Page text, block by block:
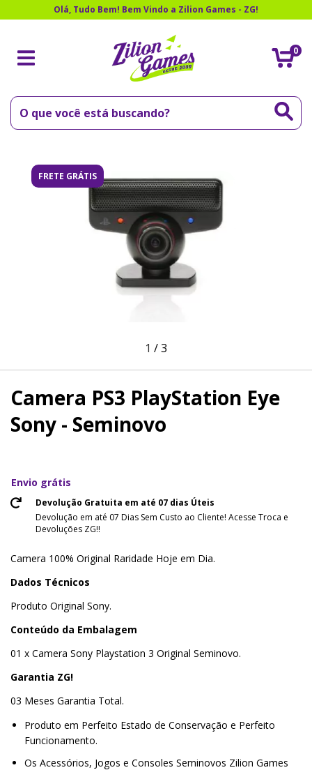
Olá, Tudo Bem! Bem Vindo a Zilion Games - ZG!
0
FRETE GRÁTIS
1 /3
Camera PS3 PlayStation Eye
Sony - Seminovo
Envio grátis
Devolução Gratuita em até 07 dias Úteis
Devolução em até 07 Dias Sem Custo ao Cliente! Acesse Troca e
Devoluções ZG!!
Camera 100% Original Raridade Hoje em Dia.
Dados Técnicos
Produto Original Sony.
Conteúdo da Embalagem
01 x Camera Sony Playstation 3 Original Seminovo.
Garantia ZG!
03 Meses Garantia Total.
Produto em Perfeito Estado de Conservação e Perfeito
Funcionamento.
Os Acessórios, Jogos e Consoles Seminovos Zilion Games